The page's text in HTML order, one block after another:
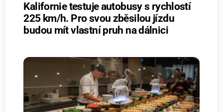
Kalifornie testuje autobusy s rychlostí
225 km/h. Pro svou zběsilou jízdu
budou mít vlastní pruh na dálnici